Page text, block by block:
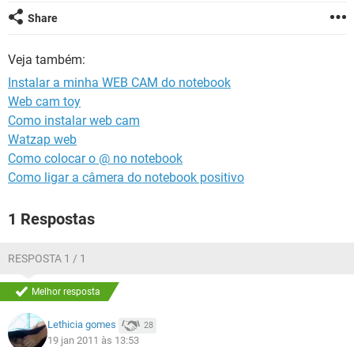
GUIA DE COMPRAS
Share
Veja também:
Instalar a minha WEB CAM do notebook
Web cam toy
Como instalar web cam
Watzap web
Como colocar o @ no notebook
Como ligar a câmera do notebook positivo
1 Respostas
RESPOSTA 1 / 1
Melhor resposta
Lethicia gomes 28
19 jan 2011 às 13:53